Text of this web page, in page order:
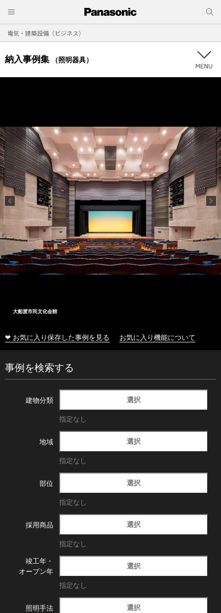
電気・建築設備（ビジネス）
納入事例集 （照明器具）
大船渡市民文化会館
❤ お気に入り保存した事例を見る お気に入り機能について
事例を検索する
建物分類 選択
指定なし
地域 選択
指定なし
部位 選択
指定なし
採用商品 選択
指定なし
竣工年・
オープン年
選択
指定なし
照明手法 選択